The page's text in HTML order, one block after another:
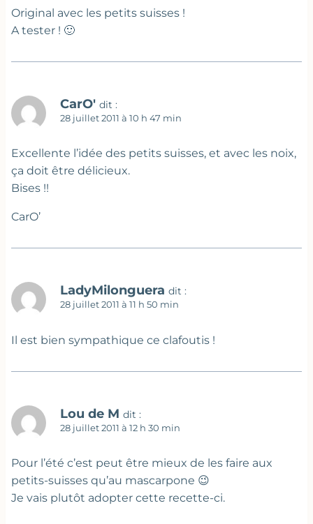
Original avec les petits suisses !
A tester ! 🙂
CarO' dit :
28 juillet 2011 à 10 h 47 min
Excellente l’idée des petits suisses, et avec les noix,
ça doit être délicieux.
Bises !!
CarO’
LadyMilonguera dit :
28 juillet 2011 à 11 h 50 min
Il est bien sympathique ce clafoutis !
Lou de M dit :
28 juillet 2011 à 12 h 30 min
Pour l’été c’est peut être mieux de les faire aux
petits-suisses qu’au mascarpone 😉
Je vais plutôt adopter cette recette-ci.